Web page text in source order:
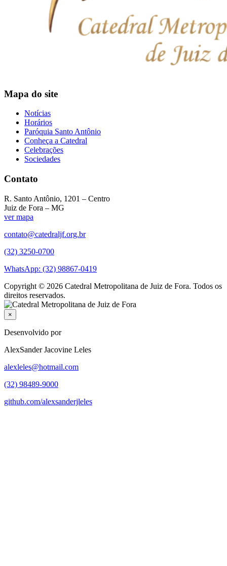
Mapa do site
Notícias
Horários
Paróquia Santo Antônio
Conheça a Catedral
Celebrações
Sociedades
Contato
R. Santo Antônio, 1201 – Centro
Juiz de Fora – MG
ver mapa
contato@catedraljf.org.br
(32) 3250-0700
WhatsApp: (32) 98867-0419
Copyright © 2026 Catedral Metropolitana de Juiz de Fora. Todos os
direitos reservados.
×
Desenvolvido por
AlexSander Jacovine Leles
alexleles@hotmail.com
(32) 98489-9000
github.com/alexsanderjleles